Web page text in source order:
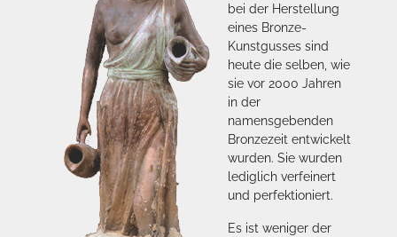
bei der Herstellung
eines Bronze-
Kunstgusses sind
heute die selben, wie
sie vor 2000 Jahren
in der
namensgebenden
Bronzezeit entwickelt
wurden. Sie wurden
lediglich verfeinert
und perfektioniert.
Es ist weniger der